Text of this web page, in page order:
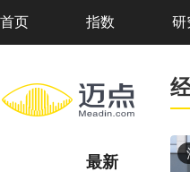
首页 指数 研
最新